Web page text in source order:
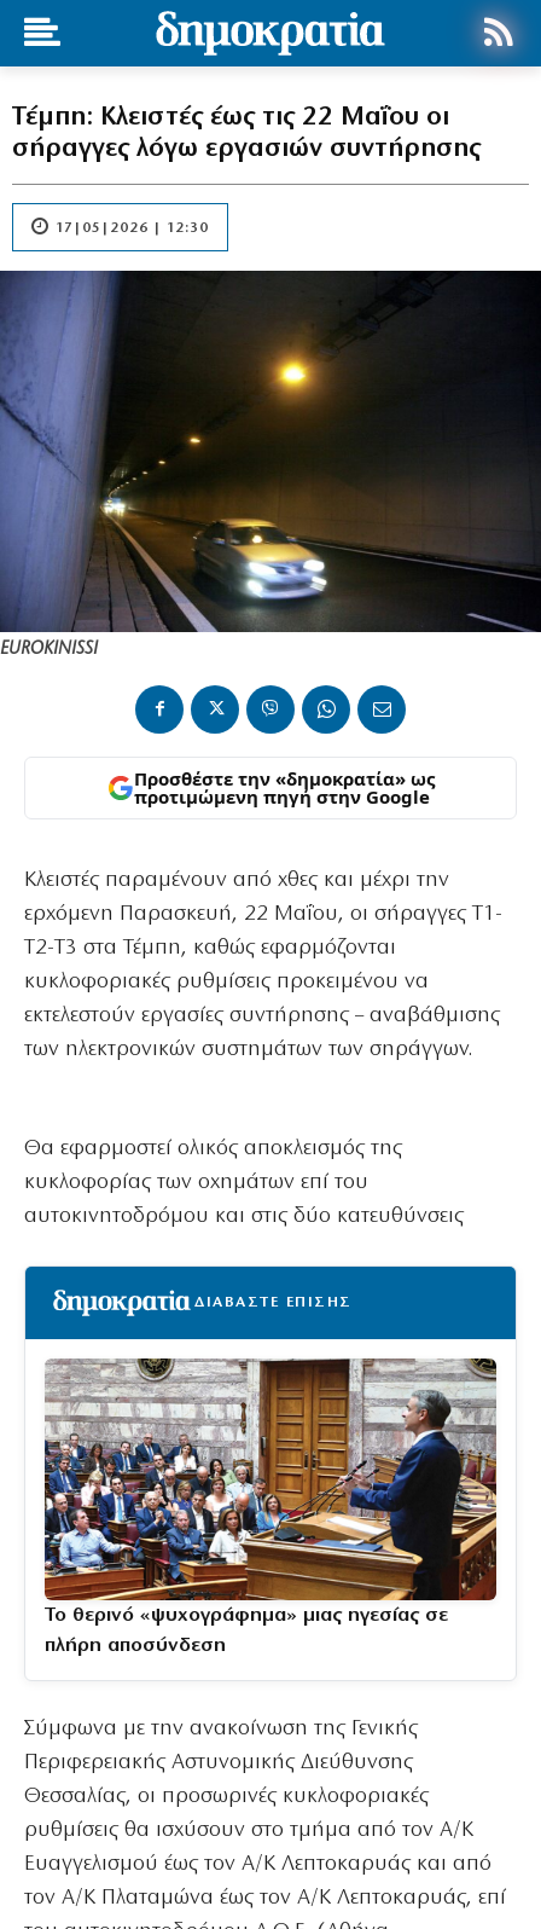
Τέμπη: Κλειστές έως τις 22 Μαΐου οι
σήραγγες λόγω εργασιών συντήρησης
17|05|2026 | 12:30
EUROKINISSI
Προσθέστε την «δημοκρατία» ως
προτιμώμενη πηγή στην Google
Κλειστές παραμένουν από χθες και μέχρι την
ερχόμενη Παρασκευή, 22 Μαΐου, οι σήραγγες Τ1-
Τ2-Τ3 στα Τέμπη, καθώς εφαρμόζονται
κυκλοφοριακές ρυθμίσεις προκειμένου να
εκτελεστούν εργασίες συντήρησης – αναβάθμισης
των ηλεκτρονικών συστημάτων των σηράγγων.
Θα εφαρμοστεί ολικός αποκλεισμός της
κυκλοφορίας των οχημάτων επί του
αυτοκινητοδρόμου και στις δύο κατευθύνσεις
ΔΙΑΒΑΣΤΕ ΕΠΙΣΗΣ
Το θερινό «ψυχογράφημα» μιας ηγεσίας σε
πλήρη αποσύνδεση
Σύμφωνα με την ανακοίνωση της Γενικής
Περιφερειακής Αστυνομικής Διεύθυνσης
Θεσσαλίας, οι προσωρινές κυκλοφοριακές
ρυθμίσεις θα ισχύσουν στο τμήμα από τον Α/Κ
Ευαγγελισμού έως τον Α/Κ Λεπτοκαρυάς και από
τον Α/Κ Πλαταμώνα έως τον Α/Κ Λεπτοκαρυάς, επί